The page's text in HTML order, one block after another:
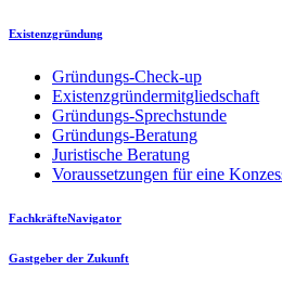
Existenzgründung
Gründungs-Check-up
Existenzgründermitgliedschaft
Gründungs-Sprechstunde
Gründungs-Beratung
Juristische Beratung
Voraussetzungen für eine
FachkräfteNavigator
Gastgeber der Zukunft